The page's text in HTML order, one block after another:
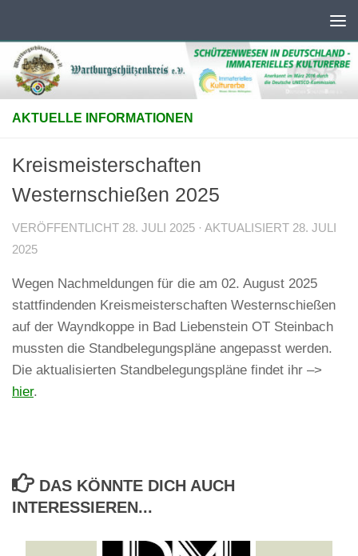
AKTUELLE INFORMATIONEN
Kreismeisterschaften
Westernschießen 2025
VERÖFFENTLICHT 28. JULI 2025 · AKTUALISIERT 28. JULI
2025
Wegen Nachmeldungen für die am 02. August 2025
stattfindenden Kreismeisterschaften Westernschießen
auf der Wayndkoppe in Bad Liebenstein OT Steinbach
mussten die Standbelegungspläne angepasst werden.
Die aktualisierten Standbelegungspläne findet ihr –>
hier.
DAS KÖNNTE DICH AUCH
INTERESSIEREN...